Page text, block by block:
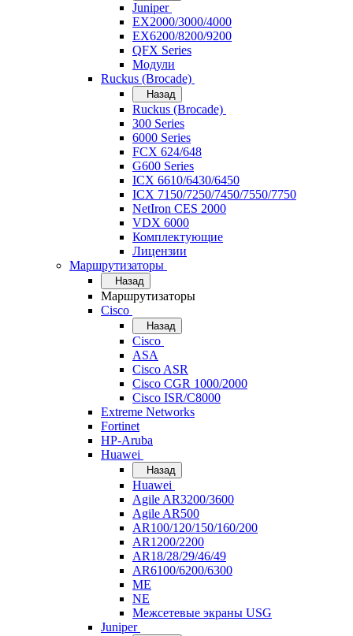
Juniper
EX2000/3000/4000
EX6200/8200/9200
QFX Series
Модули
Ruckus (Brocade)
Назад
Ruckus (Brocade)
300 Series
6000 Series
FCX 624/648
G600 Series
ICX 6610/6430/6450
ICX 7150/7250/7450/7550/7750
NetIron CES 2000
VDX 6000
Комплектующие
Лицензии
Маршрутизаторы
Назад
Маршрутизаторы
Cisco
Назад
Cisco
ASA
Cisco ASR
Cisco CGR 1000/2000
Cisco ISR/С8000
Extreme Networks
Fortinet
HP-Aruba
Huawei
Назад
Huawei
Agile AR3200/3600
Agile AR500
AR100/120/150/160/200
AR1200/2200
AR18/28/29/46/49
AR6100/6200/6300
ME
NE
Межсетевые экраны USG
Juniper